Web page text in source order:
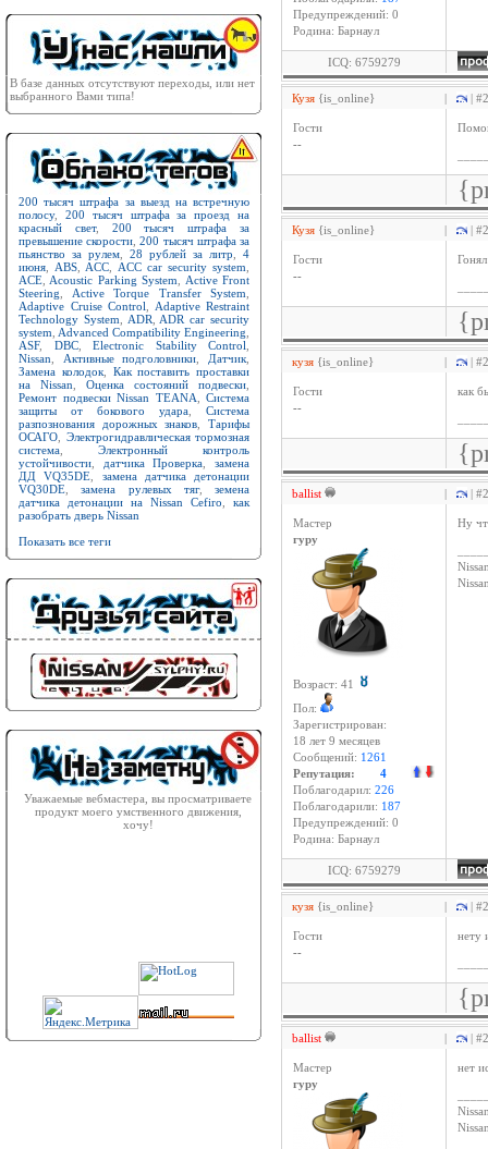
В базе данных отсутствуют переходы, или нет
выбранного Вами типа!
200 тысяч штрафа за выезд на встречную
полосу, 200 тысяч штрафа за проезд на
красный свет, 200 тысяч штрафа за
превышение скорости ,200 тысяч штрафа за
пьянство за рулем
28 рублей за литр
4
июня
ABS ACC ACC car security system
ACE Acoustic Parking System
Active Front
Steering
Active Torque Transfer System
Adaptive Cruise Control
Adaptive Restraint
Technology System
ADR
ADR car security
system Advanced Compatibility Engineering
ASF, DBC, Electronic Stability Control
Nissan
Активные подголовники Датчик
Замена колодок, Как поставить проставки
на Nissan
Оценка состояний подвески
Ремонт подвески Nissan TEANA
Система
защиты от бокового удара
Система
разпознования дорожных знаков ,Тарифы
ОСАГО
Электрогидравлическая тормозная
система
Электронный контроль
устойчивости
датчика Проверка ,замена
ДД VQ35DE
замена датчика детонации
VQ30DE ,замена рулевых тяг, земена
датчика детонации на Nissan Cefiro
как
разобрать дверь Nissan
Показать все теги
Уважаемые вебмастера, вы просматриваете
продукт моего умственного движения,
хочу!
Предупреждений: 0
Родина: Барнаул
ICQ: 6759279
Кузя {is_online} | |
Гости
--
Кузя {is_online} | |
Гости
--
кузя {is_online} | |
Гости
--
как
ballist | |
Мастер
гуру
Возраст: 41
Пол:
Зарегистрирован:
18 лет 9 месяцев
Сообщений: 1261
Репутация: 4
Поблагодарил: 226
Поблагодарили: 187
Предупреждений: 0
Родина: Барнаул
Ну
ICQ: 6759279
кузя {is_online} | |
Гости
--
нету
ballist | |
Мастер
гуру
нет